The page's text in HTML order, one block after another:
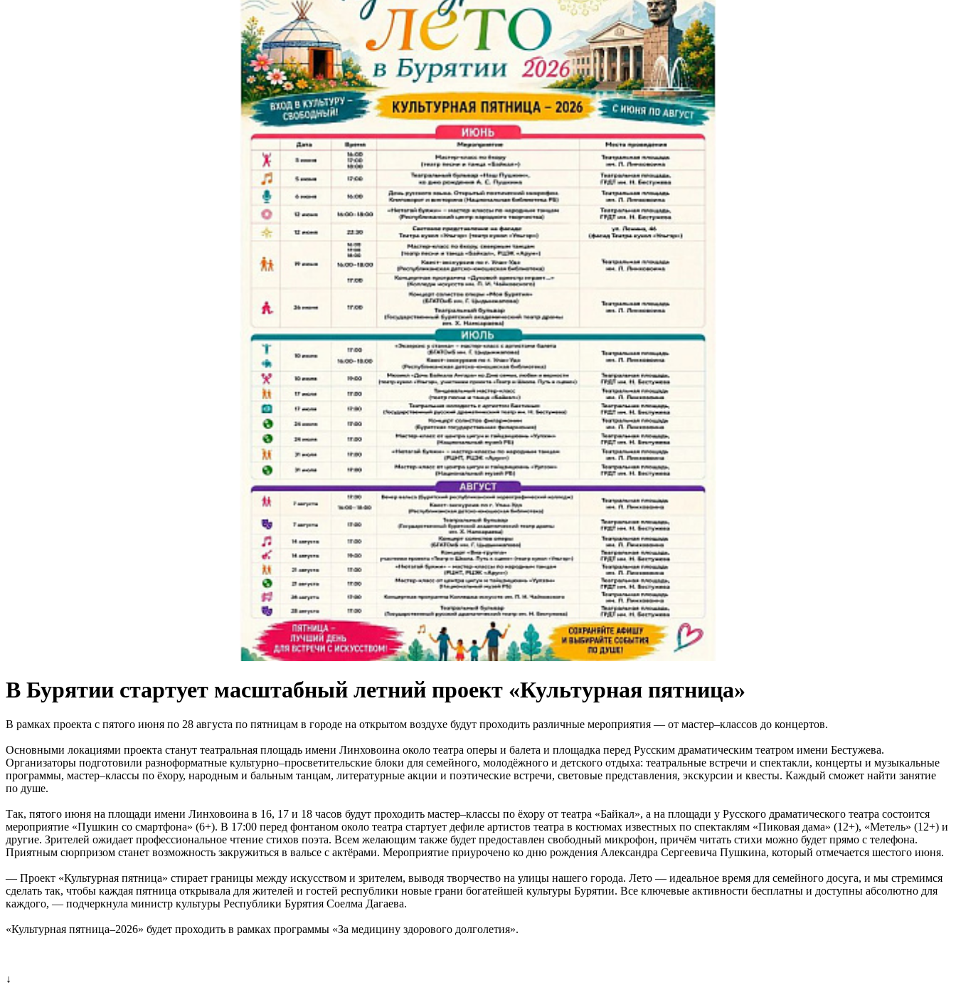
В Бурятии стартует масштабный летний проект «Культурная пятница»
В рамках проекта с пятого июня по 28 августа по пятницам в городе на открытом воздухе будут проходить различные мероприятия — от мастер–классов до концертов.
Основными локациями проекта станут театральная площадь имени Линховоина около театра оперы и балета и площадка перед Русским драматическим театром имени Бестужева.
Организаторы подготовили разноформатные культурно–просветительские блоки для семейного, молодёжного и детского отдыха: театральные встречи и спектакли, концерты и музыкальные
программы, мастер–классы по ёхору, народным и бальным танцам, литературные акции и поэтические встречи, световые представления, экскурсии и квесты. Каждый сможет найти занятие
по душе.
Так, пятого июня на площади имени Линховоина в 16, 17 и 18 часов будут проходить мастер–классы по ёхору от театра «Байкал», а на площади у Русского драматического театра состоится
мероприятие «Пушкин со смартфона» (6+). В 17:00 перед фонтаном около театра стартует дефиле артистов театра в костюмах известных по спектаклям «Пиковая дама» (12+), «Метель» (12+) и
другие. Зрителей ожидает профессиональное чтение стихов поэта. Всем желающим также будет предоставлен свободный микрофон, причём читать стихи можно будет прямо с телефона.
Приятным сюрпризом станет возможность закружиться в вальсе с актёрами. Мероприятие приурочено ко дню рождения Александра Сергеевича Пушкина, который отмечается шестого июня.
— Проект «Культурная пятница» стирает границы между искусством и зрителем, выводя творчество на улицы нашего города. Лето — идеальное время для семейного досуга, и мы стремимся
сделать так, чтобы каждая пятница открывала для жителей и гостей республики новые грани богатейшей культуры Бурятии. Все ключевые активности бесплатны и доступны абсолютно для
каждого, — подчеркнула министр культуры Республики Бурятия Соелма Дагаева.
«Культурная пятница–2026» будет проходить в рамках программы «За медицину здорового долголетия».
↓